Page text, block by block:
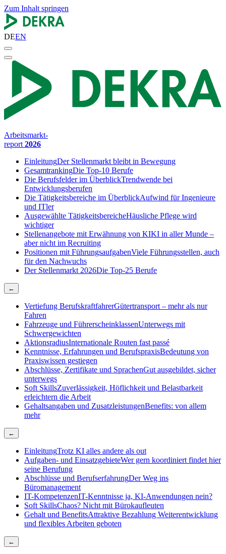
Zum Inhalt springen
DEEN
Arbeitsmarkt-
report 2026
EinleitungDer Stellenmarkt bleibt in Bewegung
GesamtrankingDie Top-10 Berufe
Die Berufsfelder im ÜberblickTrendwende bei
Entwicklungsberufen
Die Tätigkeitsbereiche im ÜberblickAufwind für Ingenieure
und ITler
Ausgewählte TätigkeitsbereicheHäusliche Pflege wird
wichtiger
Stellenangebote mit Erwähnung von KIKI in aller Munde –
aber nicht im Recruiting
Positionen mit FührungsaufgabenViele Führungsstellen, auch
für den Nachwuchs
Der Stellenmarkt 2026Die Top-25 Berufe
←
Vertiefung BerufskraftfahrerGütertransport – mehr als nur
Fahren
Fahrzeuge und FührerscheinklassenUnterwegs mit
Schwergewichten
AktionsradiusInternationale Routen fast passé
Kenntnisse, Erfahrungen und BerufspraxisBedeutung von
Praxiswissen gestiegen
Abschlüsse, Zertifikate und SprachenGut ausgebildet, sicher
unterwegs
Soft SkillsZuverlässigkeit, Höflichkeit und Belastbarkeit
erleichtern die Arbeit
Gehaltsangaben und ZusatzleistungenBenefits: von allem
mehr
←
EinleitungTrotz KI alles andere als out
Aufgaben- und EinsatzgebieteWer gern koordiniert findet hier
seine Berufung
Abschlüsse und BerufserfahrungDer Weg ins
Büromanagement
IT-KompetenzenIT-Kenntnisse ja, KI-Anwendungen nein?
Soft SkillsChaos? Nicht mit Bürokaufleuten
Gehalt und BenefitsAttraktive Bezahlung Weiterentwicklung
und flexibles Arbeiten geboten
←